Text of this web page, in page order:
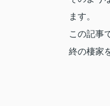
ます。
この記事
終の棲家